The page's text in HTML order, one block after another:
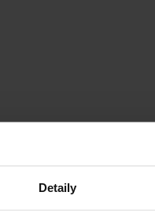
Detaily